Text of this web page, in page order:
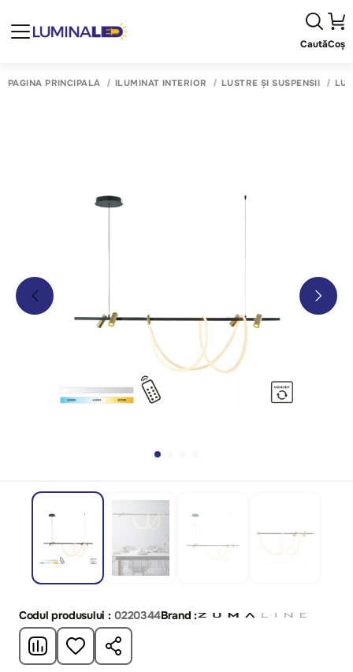
CautăCoș
PAGINA PRINCIPALĂ ILUMINAT INTERIOR LUSTRE ȘI SUSPENSII
Codul produsului : 0220344Brand :